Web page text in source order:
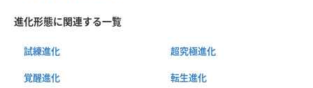
進化形態に関連する一覧
試練進化 超究極進化
覚醒進化 転生進化